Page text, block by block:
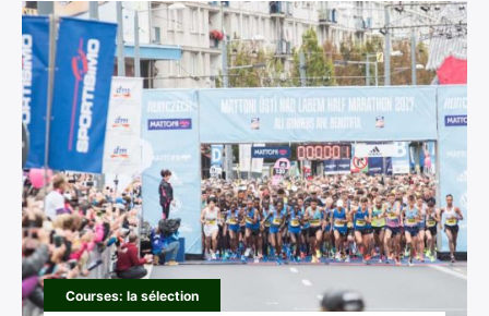
Courses: la sélection